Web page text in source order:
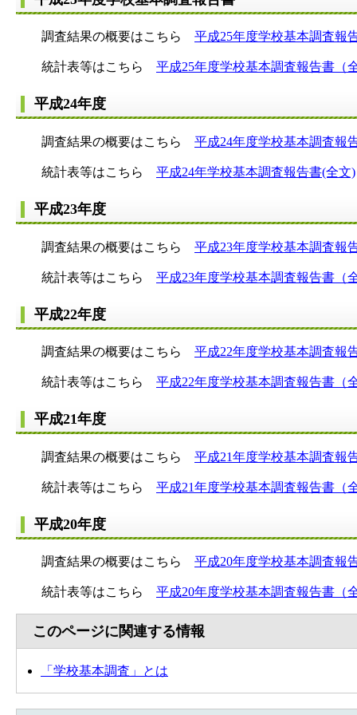
調査結果の概要はこちら 平成25年度学校基本調査報
統計表等はこちら 平成25年度学校基本調査報告書（全
平成24年度
調査結果の概要はこちら 平成24年度学校基本調査報
統計表等はこちら 平成24年学校基本調査報告書(全文)
平成23年度
調査結果の概要はこちら 平成23年度学校基本調査報
統計表等はこちら 平成23年度学校基本調査報告書（全
平成22年度
調査結果の概要はこちら 平成22年度学校基本調査報
統計表等はこちら 平成22年度学校基本調査報告書（全
平成21年度
調査結果の概要はこちら 平成21年度学校基本調査報
統計表等はこちら 平成21年度学校基本調査報告書（全
平成20年度
調査結果の概要はこちら 平成20年度学校基本調査報
統計表等はこちら 平成20年度学校基本調査報告書（全
このページに関連する情報
「学校基本調査」とは